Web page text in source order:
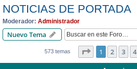
NOTICIAS DE PORTADA
Moderador: Administrador
Nuevo Tema
573 temas Página de 12
1 2 3 4